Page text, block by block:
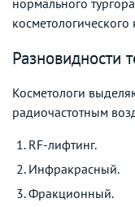
косметологического
Разновидности
Косметологи
радиочастотным
RF-лифтинг.
Инфракрасный.
Фракционный.